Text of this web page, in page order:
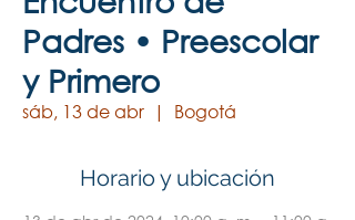
Padres • Preescolar
y Primero
sáb, 13 de abr
  |
Bogotá
Horario y ubicación